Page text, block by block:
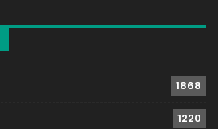
1868
1220